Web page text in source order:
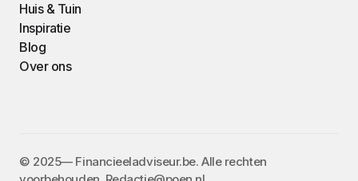
Huis & Tuin
Inspiratie
Blog
Over ons
©️ 2025— Financieeladviseur.be. Alle rechten